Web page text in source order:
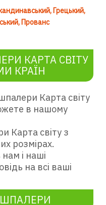
Грецький
Прованс
КАРТА СВІТУ
КРАЇН
Карта світу
в нашому
Карта світу з
розмірах.
і наші
на всі ваші